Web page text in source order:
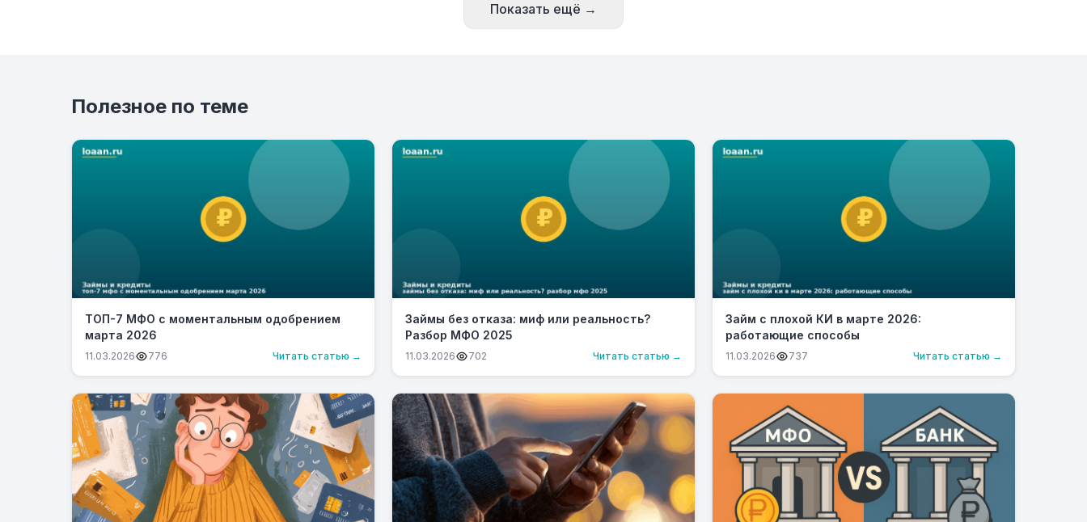
Показать ещё →
Полезное по теме
ТОП-7 МФО с моментальным одобрением
марта 2026
11.03.2026 776 Читать статью →
Займы без отказа: миф или реальность?
Разбор МФО 2025
11.03.2026 702 Читать статью →
Займ с плохой КИ в марте 2026:
работающие способы
11.03.2026 737 Читать статью →